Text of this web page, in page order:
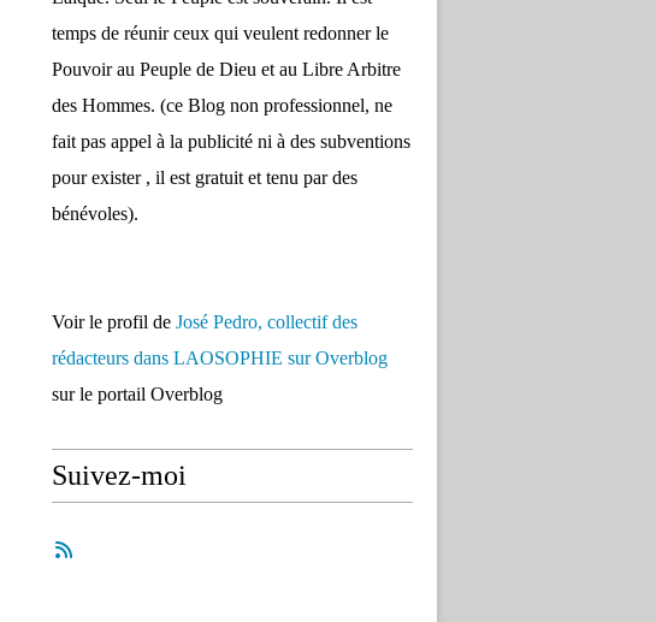
temps de réunir ceux qui veulent redonner le
Pouvoir au Peuple de Dieu et au Libre Arbitre
des Hommes. (ce Blog non professionnel, ne
fait pas appel à la publicité ni à des subventions
pour exister , il est gratuit et tenu par des
bénévoles).
Voir le profil de José Pedro, collectif des
rédacteurs dans LAOSOPHIE sur Overblog
sur le portail Overblog
Suivez-moi